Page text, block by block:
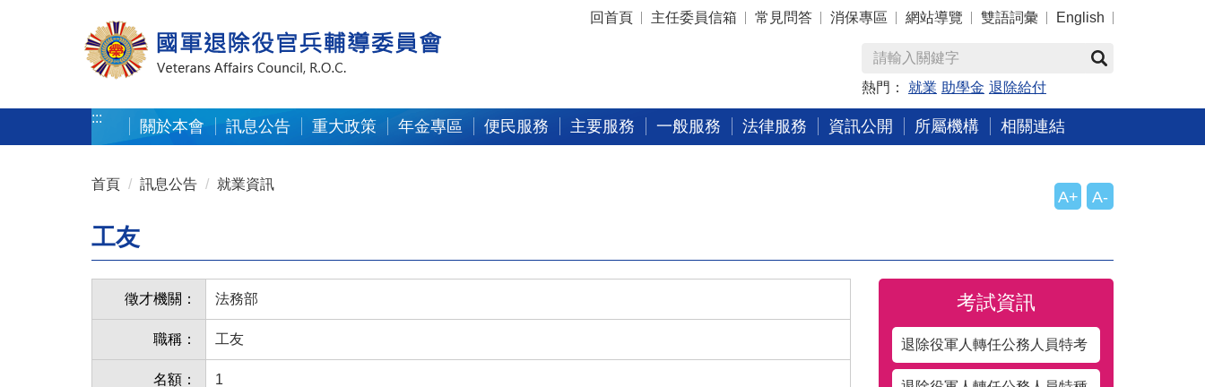
:::
回首頁 主任委員信箱 常見問答 消保專區 網站導覽 雙語詞彙 English
熱門： 就業 助學金 退除給付
:::
關於本會 訊息公告 重大政策 年金專區 便民服務 主要服務 一般服務 法律服務 資訊公開 所屬機構 相關連結
首頁 訊息公告 就業資訊
A+ A-
工友
徵才機關： 法務部
職稱： 工友
名額： 1
考試資訊
退除役軍人轉任公務人員特考